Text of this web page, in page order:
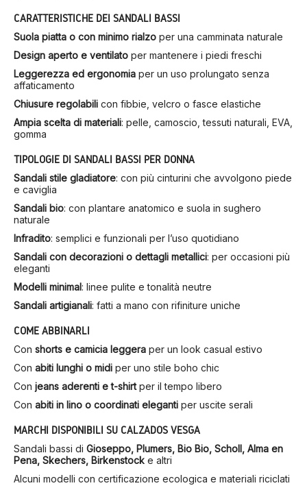
CARATTERISTICHE DEI SANDALI BASSI
Suola piatta o con minimo rialzo per una camminata naturale
Design aperto e ventilato per mantenere i piedi freschi
Leggerezza ed ergonomia per un uso prolungato senza
affaticamento
Chiusure regolabili con fibbie, velcro o fasce elastiche
Ampia scelta di materiali: pelle, camoscio, tessuti naturali, EVA,
gomma
TIPOLOGIE DI SANDALI BASSI PER DONNA
Sandali stile gladiatore: con più cinturini che avvolgono piede
e caviglia
Sandali bio: con plantare anatomico e suola in sughero
naturale
Infradito: semplici e funzionali per l’uso quotidiano
Sandali con decorazioni o dettagli metallici: per occasioni più
eleganti
Modelli minimal: linee pulite e tonalità neutre
Sandali artigianali: fatti a mano con rifiniture uniche
COME ABBINARLI
Con shorts e camicia leggera per un look casual estivo
Con abiti lunghi o midi per uno stile boho chic
Con jeans aderenti e t-shirtper il tempo libero
Con abiti in lino o coordinati eleganti per uscite serali
MARCHI DISPONIBILI SU CALZADOS VESGA
Sandali bassi di Gioseppo, Plumers, Bio Bio, Scholl, Alma en
Pena, Skechers, Birkenstock e altri
Alcuni modelli con certificazione ecologica e materiali riciclati